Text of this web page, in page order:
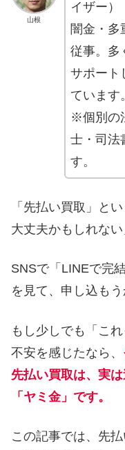
山根
イザー）
闇金・多
従事。多
サポート
ています。
※個別の
士・司法
す。
「先払い買取」と
大丈夫かもしれない
SNSで「LINEで完
を見て、申し込も
もし少しでも「こ
不安を感じたなら、
先払い買取は、実
「ヤミ金」です。
この記事では、先